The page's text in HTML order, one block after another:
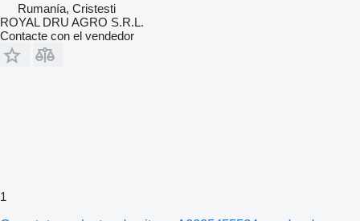
Rumanía, Cristesti
ROYAL DRU AGRO S.R.L.
Contacte con el vendedor
1